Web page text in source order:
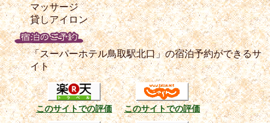
マッサージ
貸しアイロン
「スーパーホテル鳥取駅北口」の宿泊予約ができるサ
イト
このサイトでの評価 このサイトでの評価